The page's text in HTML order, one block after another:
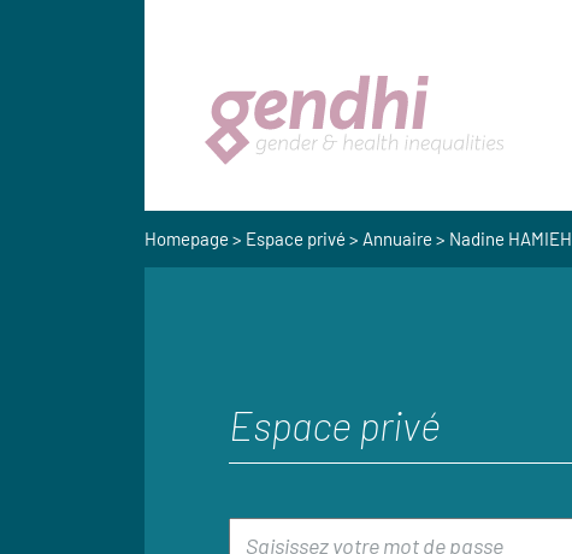
Homepage > Espace privé > Annuaire > Nadine HAMIEH
Espace privé